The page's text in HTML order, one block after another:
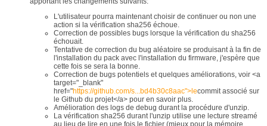
L'utilisateur pourra maintenant choisir de continuer ou non une
action si la vérification sha256 échoue.
Correction de possibles bugs lorsque la vérification du sha256
échouait.
Tentative de correction du bug aléatoire se produisant à la fin de
l'installation du pack avec l'installation du firmware, j'espère que
cette fois se sera la bonne.
Correction de bugs potentiels et quelques améliorations, voir <a
target="_blank"
href="https://github.com/s...bd4b30c8aac">lecommit associé sur
le Github du projet</a> pour en savoir plus.
Amélioration des logs de debug durant la procédure d'unzip.
La vérification sha256 durant l'unzip utilise une lecture streamé
au lieu de lire en une fois le fichier (mieux pour la mémoire